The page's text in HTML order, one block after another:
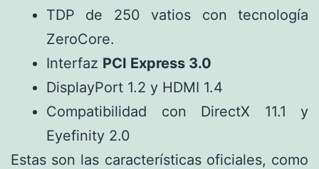
TDP de 250 vatios con tecnología
ZeroCore.
Interfaz PCI Express 3.0
DisplayPort 1.2 y HDMI 1.4
Compatibilidad con DirectX 11.1 y
Eyefinity 2.0
Estas son las características oficiales, como